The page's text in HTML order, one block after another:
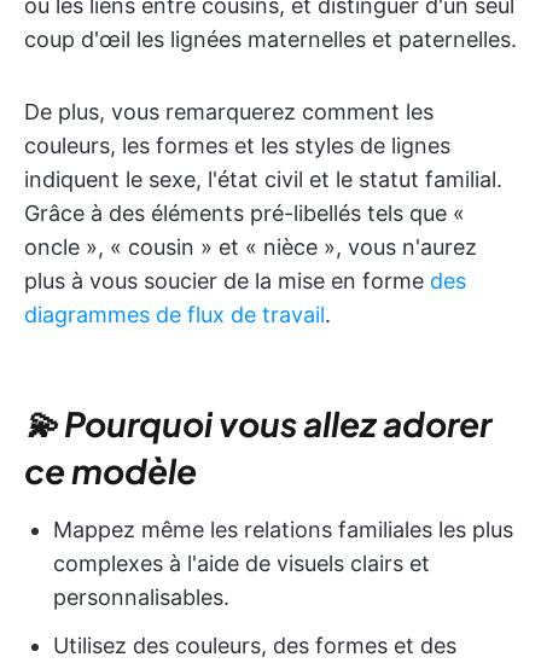
ou les liens entre cousins, et distinguer d'un seul
coup d'œil les lignées maternelles et paternelles.
De plus, vous remarquerez comment les
couleurs, les formes et les styles de lignes
indiquent le sexe, l'état civil et le statut familial.
Grâce à des éléments pré-libellés tels que «
oncle », « cousin » et « nièce », vous n'aurez
plus à vous soucier de la mise en forme des
diagrammes de flux de travail.
💫 Pourquoi vous allez adorer
ce modèle
Mappez même les relations familiales les plus
complexes à l'aide de visuels clairs et
personnalisables.
Utilisez des couleurs, des formes et des